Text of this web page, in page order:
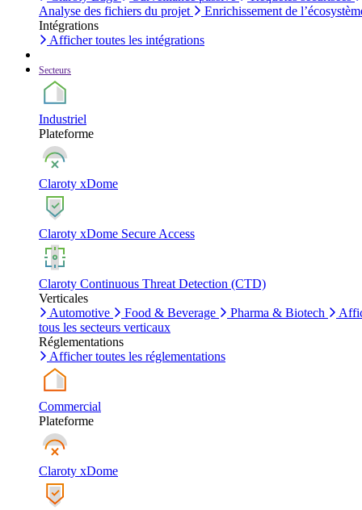
Analyse des fichiers du projet
Enrichissement de
Intégrations
Afficher toutes les intégrations
Secteurs
Industriel
Plateforme
Claroty xDome
Claroty xDome Secure Access
Claroty Continuous Threat Detection (CTD)
Verticales
Automotive
Food & Beverage Pharma & Biotech
tous les secteurs verticaux
Réglementations
Afficher toutes les réglementations
Commercial
Plateforme
Claroty xDome